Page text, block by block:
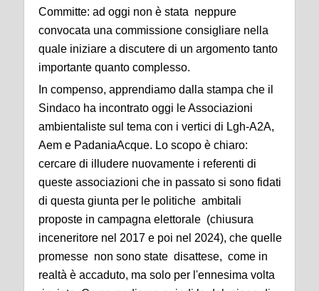
Committe: ad oggi non è stata neppure
convocata una commissione consigliare nella
quale iniziare a discutere di un argomento tanto
importante quanto complesso.
In compenso, apprendiamo dalla stampa che il
Sindaco ha incontrato oggi le Associazioni
ambientaliste sul tema con i vertici di Lgh-A2A,
Aem e PadaniaAcque. Lo scopo è chiaro:
cercare di illudere nuovamente i referenti di
queste associazioni che in passato si sono fidati
di questa giunta per le politiche ambitali
proposte in campagna elettorale (chiusura
inceneritore nel 2017 e poi nel 2024), che quelle
promesse non sono state disattese, come in
realtà è accaduto, ma solo per l'ennesima volta